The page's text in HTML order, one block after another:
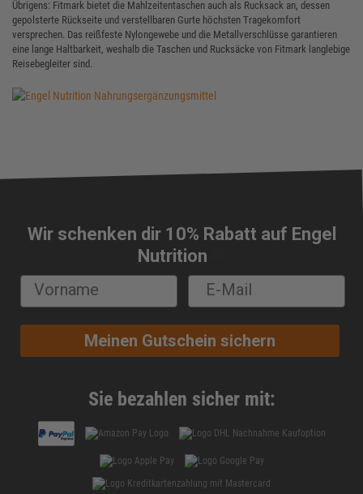
Übrigens: Fitmark bietet die Mahlzeitentaschen auch als Rucksack an, dessen
gepolsterte Rückseite und verstellbaren Gurte höchsten Tragekomfort
versprechen. Das reißfeste Nylongewebe und die Metallverschlüsse garantieren
eine lange Haltbarkeit, weshalb die Taschen und Rucksäcke von Fitmark langlebige
Reisebegleiter sind.
Wir schenken dir 10% Rabatt auf Engel
Nutrition
Meinen Gutschein sichern
Sie bezahlen sicher mit: